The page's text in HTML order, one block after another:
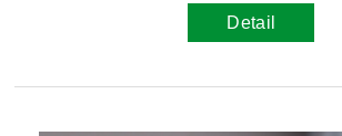
Detail